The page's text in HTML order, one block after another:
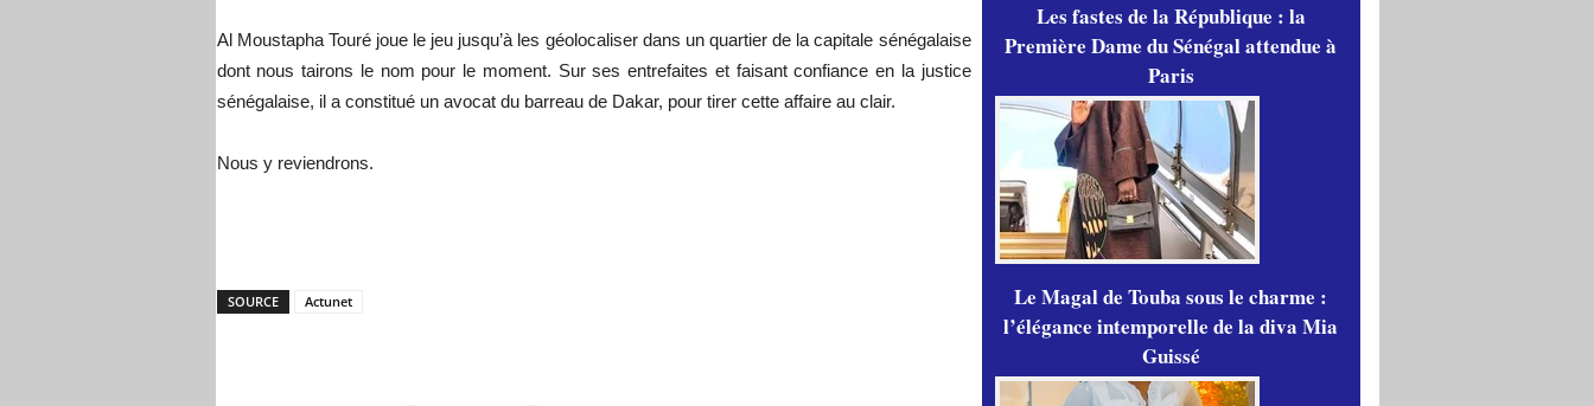
Al Moustapha Touré joue le jeu jusqu’à les géolocaliser dans un quartier de la capitale sénégalaise
dont nous tairons le nom pour le moment. Sur ses entrefaites et faisant confiance en la justice
sénégalaise, il a constitué un avocat du barreau de Dakar, pour tirer cette affaire au clair.
Nous y reviendrons.
SOURCE Actunet
Les fastes de la République : la
Première Dame du Sénégal attendue à
Paris
Le Magal de Touba sous le charme :
l’élégance intemporelle de la diva Mia
Guissé